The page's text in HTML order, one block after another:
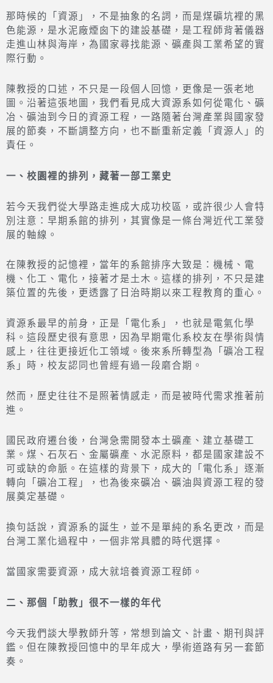
那時候的「資源」，不是抽象的名詞，而是煤礦坑裡的黑
色能源，是水泥廠煙囪下的建設基礎，是工程師背著儀器
走進山林與海岸，為國家尋找能源、礦產與工業希望的實
際行動。
陳教授的口述，不只是一段個人回憶，更像是一張老地
圖。沿著這張地圖，我們看見成大資源系如何從電化、礦
冶、礦油到今日的資源工程，一路隨著台灣產業與國家發
展的節奏，不斷調整方向，也不斷重新定義「資源人」的
責任。
一、校園裡的排列，藏著一部工業史
若今天我們從大學路走進成大成功校區，或許很少人會特
別注意：早期系館的排列，其實像是一條台灣近代工業發
展的軸線。
在陳教授的記憶裡，當年的系館排序大致是：機械、電
機、化工、電化，接著才是土木。這樣的排列，不只是建
築位置的先後，更透露了日治時期以來工程教育的重心。
資源系最早的前身，正是「電化系」，也就是電氣化學
科。這段歷史很有意思，因為早期電化系校友在學術與情
感上，往往更接近化工領域。後來系所轉型為「礦冶工程
系」時，校友認同也曾經有過一段磨合期。
然而，歷史往往不是照著情感走，而是被時代需求推著前
進。
國民政府遷台後，台灣急需開發本土礦產、建立基礎工
業。煤、石灰石、金屬礦產、水泥原料，都是國家建設不
可或缺的命脈。在這樣的背景下，成大的「電化系」逐漸
轉向「礦冶工程」，也為後來礦冶、礦油與資源工程的發
展奠定基礎。
換句話說，資源系的誕生，並不是單純的系名更改，而是
台灣工業化過程中，一個非常具體的時代選擇。
當國家需要資源，成大就培養資源工程師。
二、那個「助教」很不一樣的年代
今天我們談大學教師升等，常想到論文、計畫、期刊與評
鑑。但在陳教授回憶中的早年成大，學術道路有另一套節
奏。